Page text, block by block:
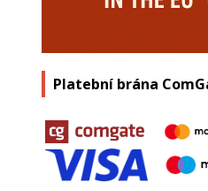
Platební brána